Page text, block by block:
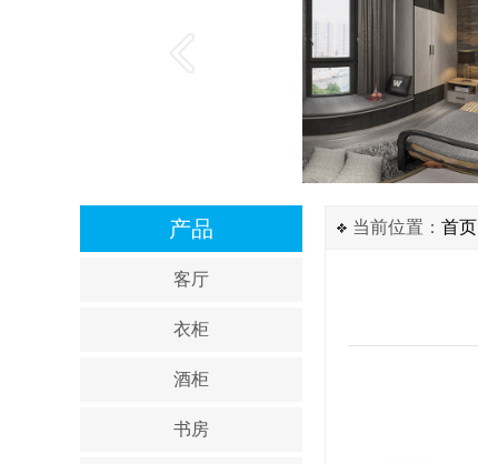
产品
客厅
衣柜
酒柜
书房
当前位置： 首页